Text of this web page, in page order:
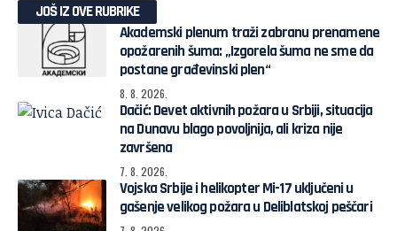
JOŠ IZ OVE RUBRIKE
Akademski plenum traži zabranu prenamene
opožarenih šuma: „Izgorela šuma ne sme da
postane građevinski plen“
8. 8. 2026.
Dačić: Devet aktivnih požara u Srbiji, situacija
na Dunavu blago povoljnija, ali kriza nije
završena
7. 8. 2026.
Vojska Srbije i helikopter Mi-17 uključeni u
gašenje velikog požara u Deliblatskoj peščari